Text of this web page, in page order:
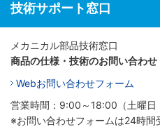
技術サポート窓口
メカニカル部品技術窓口
商品の仕様・技術のお問い合わせ
Webお問い合わせフォーム
営業時間：9:00～18:00（土曜日
※お問い合わせフォームは24時間